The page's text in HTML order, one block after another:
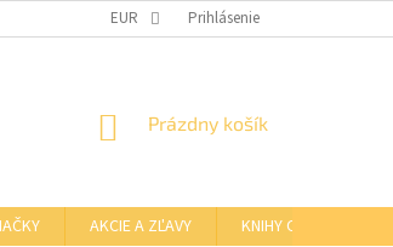
OTVÁRACIE HODINY KAMENNEJ PREDAJNE
EUR Prihlásenie
NÁKUPNÝ
Prázdny košík
AKCIE A ZĽAVY
KNIHY O BARFE